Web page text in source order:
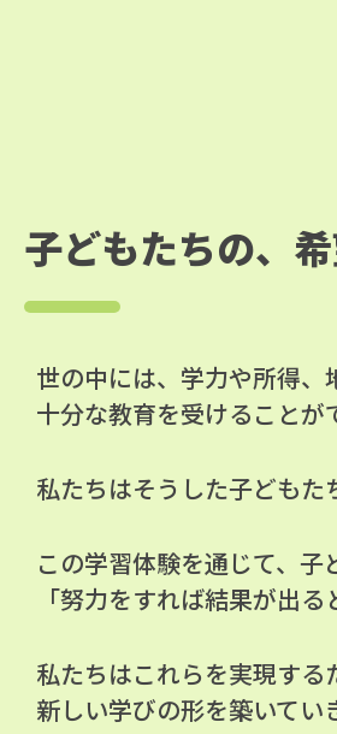
子どもたちの、
世の中には、学力や所得、
十分な教育を受けることが
私たちはそうした子どもた
この学習体験を通じて、
「努力をすれば結果が出
私たちはこれらを実現する
新しい学びの形を築いてい